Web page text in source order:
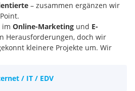
– zusammen ergänzen wir
im Online-Marketing und E-
Herausforderungen, doch wir
kleinere Projekte um. Wir
& Werbung
/ IT / EDV